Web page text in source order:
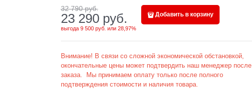
32 790 руб.
23 290 руб.
выгода 9 500 руб. или 28,97%
Добавить в корзину
Внимание! В связи со сложной экономической обстановкой,
окончательные цены может подтвердить наш менеджер после
заказа. Мы принимаем оплату только после полного
подтверждения стоимости и наличия товара.